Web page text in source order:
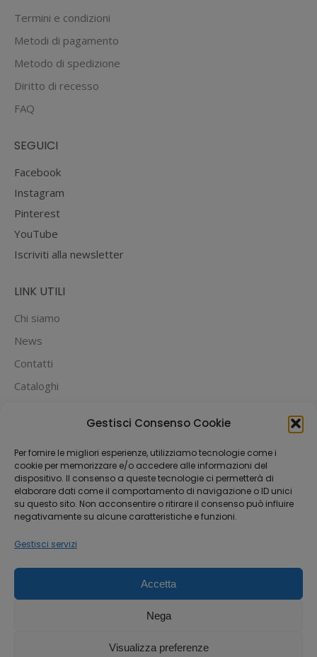
Gestisci Consenso Cookie
Per fornire le migliori esperienze, utilizziamo tecnologie come i
cookie per memorizzare e/o accedere alle informazioni del
dispositivo. Il consenso a queste tecnologie ci permetterà di
elaborare dati come il comportamento di navigazione o ID unici
su questo sito. Non acconsentire o ritirare il consenso può influire
negativamente su alcune caratteristiche e funzioni.
Gestisci servizi
Accetta
Nega
Visualizza preferenze
Termini e condizioni
Metodi di pagamento
Metodo di spedizione
Diritto di recesso
FAQ
SEGUICI
Facebook
Instagram
Pinterest
YouTube
Iscriviti alla newsletter
LINK UTILI
Chi siamo
News
Contatti
Cataloghi
PUOI PAGARE CON:
Dream-Theme — trulypremium WordPress
themes
Michael House S.R.L.S
P.IVA 12842370962